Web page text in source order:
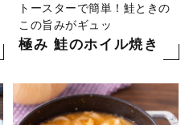
トースターで簡単！鮭ときの
この旨みがギュッ
極み 鮭のホイル焼き